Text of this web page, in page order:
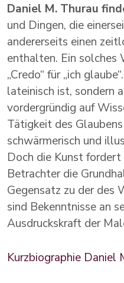
Daniel M. Thurau
und Dingen, die
andererseits einen
enthalten. Ein
„Credo“ für „ich
lateinisch ist, sondern
vordergründig auf
Tätigkeit des
schwärmerisch und
Doch die Kunst
Betrachter die
Gegensatz zu der des
sind Bekenntnisse an
Ausdruckskraft der
Kurzbiographie Daniel